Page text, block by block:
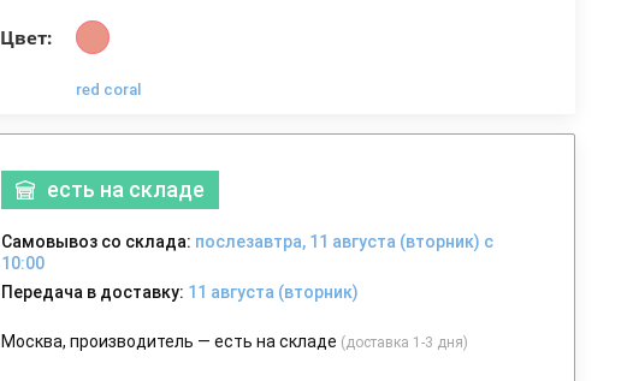
Цвет:
red coral
есть на складе
Самовывоз со склада: послезавтра, 11 августа (вторник) с
10:00
Передача в доставку: 11 августа (вторник)
Москва, производитель — есть на складе (доставка 1-3 дня)